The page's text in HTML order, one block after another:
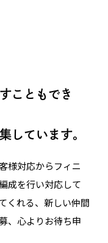
こともでき
しています。
様対応からフィニ
成を行い対応して
くれる、新しい仲間
、心よりお待ち申